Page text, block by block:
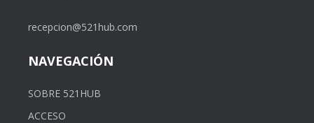
recepcion@521hub.com
NAVEGACIÓN
SOBRE 521HUB
ACCESO